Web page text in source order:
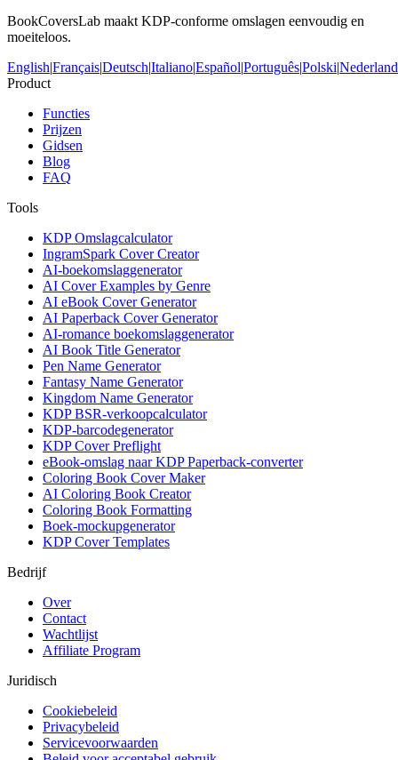
BookCoversLab maakt KDP-conforme omslagen eenvoudig en
moeiteloos.
English|Français|Deutsch|Italiano|Español|Português|Polski|
Product
Functies
Prijzen
Gidsen
Blog
FAQ
Tools
KDP Omslagcalculator
IngramSpark Cover Creator
AI-boekomslaggenerator
AI Cover Examples by Genre
AI eBook Cover Generator
AI Paperback Cover Generator
AI-romance boekomslaggenerator
AI Book Title Generator
Pen Name Generator
Fantasy Name Generator
Kingdom Name Generator
KDP BSR-verkoopcalculator
KDP-barcodegenerator
KDP Cover Preflight
eBook-omslag naar KDP Paperback-converter
Coloring Book Cover Maker
AI Coloring Book Creator
Coloring Book Formatting
Boek-mockupgenerator
KDP Cover Templates
Bedrijf
Over
Contact
Wachtlijst
Affiliate Program
Juridisch
Cookiebeleid
Privacybeleid
Servicevoorwaarden